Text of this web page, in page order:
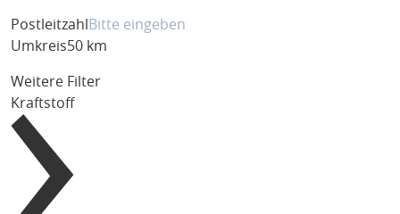
Postleitzahl
Umkreis50 km
Weitere Filter
Kraftstoff